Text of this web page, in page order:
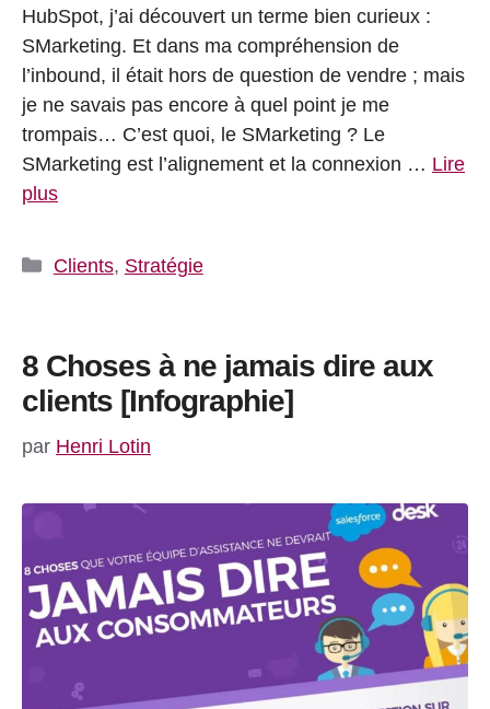
HubSpot, j’ai découvert un terme bien curieux :
SMarketing. Et dans ma compréhension de
l’inbound, il était hors de question de vendre ; mais
je ne savais pas encore à quel point je me
trompais… C’est quoi, le SMarketing ? Le
SMarketing est l’alignement et la connexion … Lire
plus
Catégories
Clients, Stratégie
8 Choses à ne jamais dire aux
clients [Infographie]
par Henri Lotin